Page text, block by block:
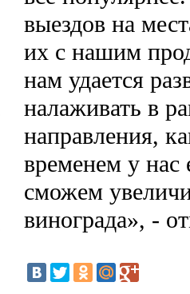
выездов на
их с нашим
нам удается
налаживать в
направления,
временем у нас
сможем
винограда», -